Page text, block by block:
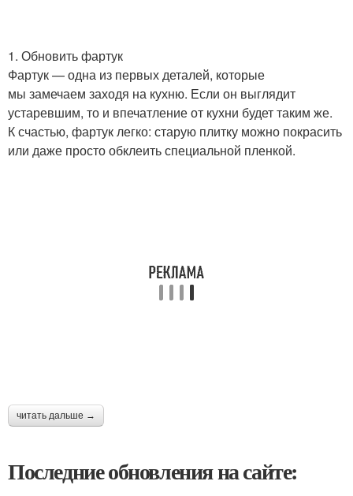
1. Обновить фартук
Фартук — одна из первых деталей, которые
мы замечаем заходя на кухню. Если он выглядит
устаревшим, то и впечатление от кухни будет таким же.
К счастью, фартук легко: старую плитку можно покрасить
или даже просто обклеить специальной пленкой.
читать дальше →
Последние обновления на сайте: